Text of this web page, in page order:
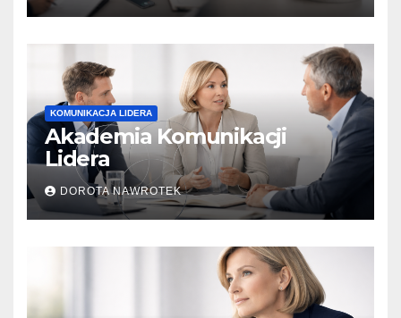
KOMUNIKACJA LIDERA
Akademia Komunikacji
Lidera
DOROTA NAWROTEK